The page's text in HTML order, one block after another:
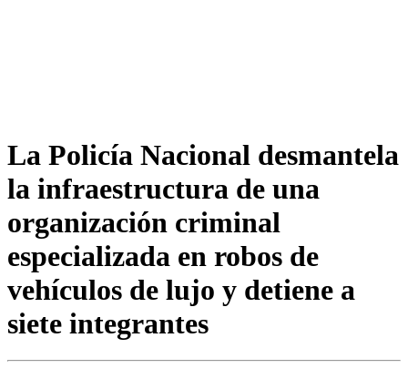
La Policía Nacional desmantela
la infraestructura de una
organización criminal
especializada en robos de
vehículos de lujo y detiene a
siete integrantes